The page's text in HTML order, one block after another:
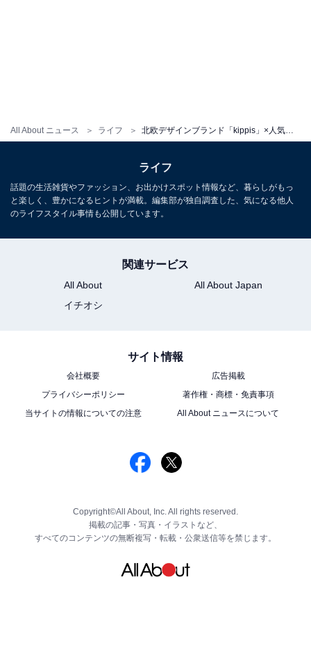
All About ニュース ライフ
ライフ
話題の生活雑貨やファッション、お出かけスポット情報など、暮らしがもっ
と楽しく、豊かになるヒントが満載。編集部が独自調査した、気になる他人
のライフスタイル事情も公開しています。
関連サービス
All About
All About Japan
イチオシ
サイト情報
会社概要
広告掲載
プライバシーポリシー
著作権・商標・免責事項
当サイトの情報についての注意
All About ニュースについて
Copyright©All About, Inc. All rights reserved.
掲載の記事・写真・イラストなど、
すべてのコンテンツの無断複写・転載・公衆送信等を禁じます。